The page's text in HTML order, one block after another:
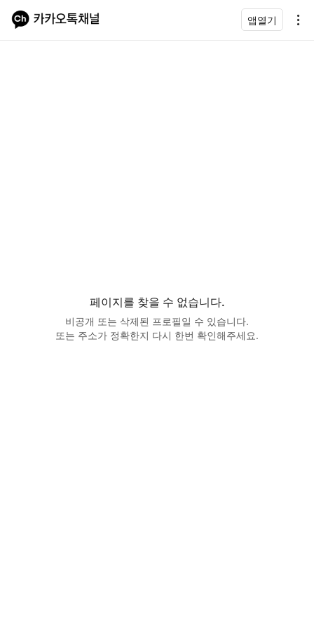
앱열기
페이지를 찾을 수 없습니다.
비공개 또는 삭제된 프로필일 수 있습니다.
또는 주소가 정확한지 다시 한번 확인해주세요.